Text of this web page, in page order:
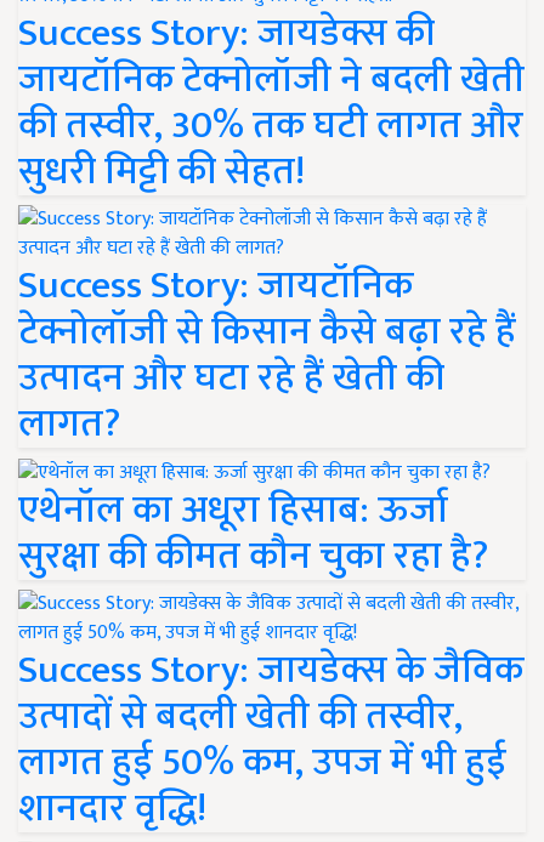
Success Story: जायडेक्स की
जायटॉनिक टेक्नोलॉजी ने बदली खेती
की तस्वीर, 30% तक घटी लागत और
सुधरी मिट्टी की सेहत!
Success Story: जायटॉनिक
टेक्नोलॉजी से किसान कैसे बढ़ा रहे हैं
उत्पादन और घटा रहे हैं खेती की
लागत?
एथेनॉल का अधूरा हिसाब: ऊर्जा
सुरक्षा की कीमत कौन चुका रहा है?
Success Story: जायडेक्स के जैविक
उत्पादों से बदली खेती की तस्वीर,
लागत हुई 50% कम, उपज में भी हुई
शानदार वृद्धि!